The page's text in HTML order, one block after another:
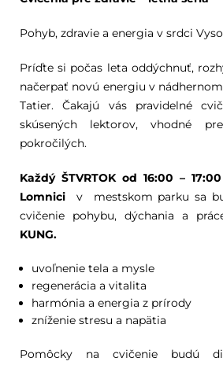
Pohyb, zdravie a energia v srdci
Príďte si počas leta oddýchnuť,
načerpať novú energiu v
Tatier. Čakajú vás pravidelné
skúsených lektorov, vhodné
pokročilých.
Každý ŠTVRTOK od 16:00 –
Lomnici
v mestskom parku sa
cvičenie pohybu, dýchania a
KUNG.
uvoľnenie tela a mysle
regenerácia a vitalita
harmónia a energia z prírody
zníženie stresu a napätia
Pomôcky na cvičenie budú